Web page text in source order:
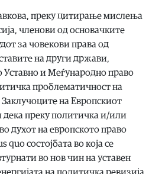
преку цитирање мислења
членови од основачките
за човекови права од
на други држави,
Уставно и Меѓународно право
проблематичност на
на Европскиот
дека преку политичка и/или
духот на европското право
quo состојбата во која се
во нов чин на уставен
на политичка ревизија